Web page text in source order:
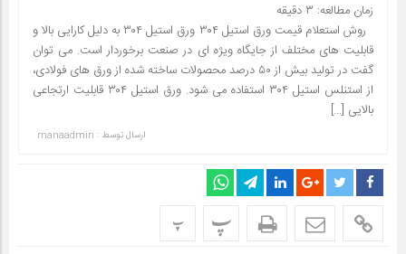
زمان مطالعه: ۳ دقیقه
روش استعلام قیمت ورق استیل ۳۰۴ ورق استیل ۳۰۴ به دلیل کارایی بالا و
قابلیت های مختلف از جایگاه ویژه ای در صنعت برخوردار است. می‌ توان
گفت در تولید بیش از ۵۰ درصد محصولات ساخته شده از ورق های فولادی،
از استنلس استیل ۳۰۴ استفاده می شود. ورق استیل ۳۰۴ قابلیت ارتجاعی
بالایی […]
ارسال توسط : manaadmin
پ پ